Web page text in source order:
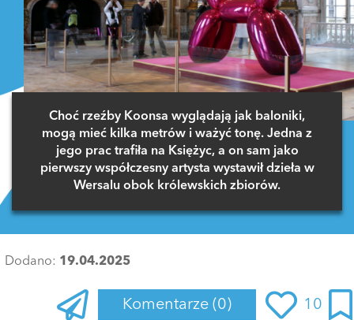
Choć rzeźby Koonsa wyglądają jak baloniki,
mogą mieć kilka metrów i ważyć tonę. Jedna z
jego prac trafiła na Księżyc, a on sam jako
pierwszy współczesny artysta wystawił dzieła w
Wersalu obok królewskich zbiorów.
Dodano: 19.04.2025
Komentarze (0) 10